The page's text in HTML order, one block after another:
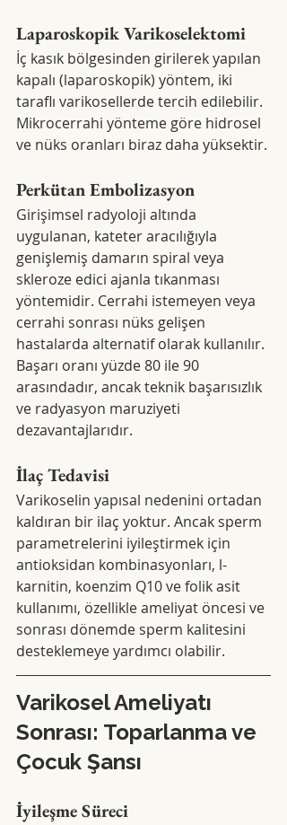
Laparoskopik Varikoselektomi
İç kasık bölgesinden girilerek yapılan
kapalı (laparoskopik) yöntem, iki
taraflı varikosellerde tercih edilebilir.
Mikrocerrahi yönteme göre hidrosel
ve nüks oranları biraz daha yüksektir.
Perkütan Embolizasyon
Girişimsel radyoloji altında
uygulanan, kateter aracılığıyla
genişlemiş damarın spiral veya
skleroze edici ajanla tıkanması
yöntemidir. Cerrahi istemeyen veya
cerrahi sonrası nüks gelişen
hastalarda alternatif olarak kullanılır.
Başarı oranı yüzde 80 ile 90
arasındadır, ancak teknik başarısızlık
ve radyasyon maruziyeti
dezavantajlarıdır.
İlaç Tedavisi
Varikoselin yapısal nedenini ortadan
kaldıran bir ilaç yoktur. Ancak sperm
parametrelerini iyileştirmek için
antioksidan kombinasyonları, l-
karnitin, koenzim Q10 ve folik asit
kullanımı, özellikle ameliyat öncesi ve
sonrası dönemde sperm kalitesini
desteklemeye yardımcı olabilir.
Varikosel Ameliyatı
Sonrası: Toparlanma ve
Çocuk Şansı
İyileşme Süreci